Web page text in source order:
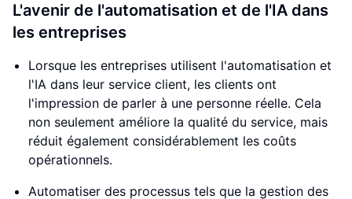
L'avenir de l'automatisation et de l'IA dans
les entreprises
Lorsque les entreprises utilisent l'automatisation et
l'IA dans leur service client, les clients ont
l'impression de parler à une personne réelle. Cela
non seulement améliore la qualité du service, mais
réduit également considérablement les coûts
opérationnels.
Automatiser des processus tels que la gestion des